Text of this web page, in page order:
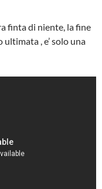
finta di niente, la fine
ultimata , e’ solo una